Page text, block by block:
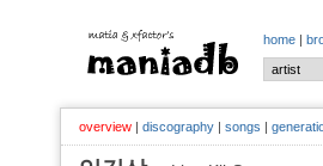
home |
overview | discography | songs |